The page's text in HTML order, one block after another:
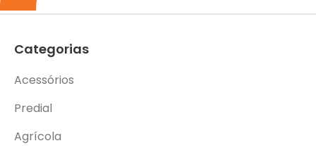
Categorias
Acessórios
Predial
Agrícola